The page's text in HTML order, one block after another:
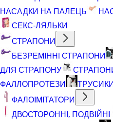
НАСАДКИ НА ПАЛЕЦЬ
СЕКС-ЛЯЛЬКИ
СТРАПОНИ
БЕЗРЕМІННІ СТРАПОНИ
ДЛЯ СТРАПОНУ
ФАЛЛОПРОТЕЗИ
ФАЛОІМІТАТОРИ
ДВОСТОРОННІ, ПОДВІЙНІ